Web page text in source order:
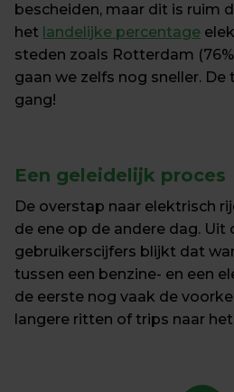
bescheiden, maar dit is ruim
het landelijke percentage
steden zoals Rotterdam
gaan we zelfs nog sneller. De
gang!
Een geleidelijk proces
De overstap naar elektrisch
de ene op de andere dag. Uit
gebruikerscijfers blijkt dat
tussen een benzine- en een
de eerste nog vaak de
langere ritten of trips naar